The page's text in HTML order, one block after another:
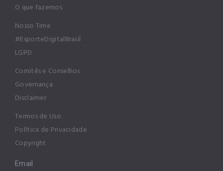
O que fazemos
Nosso Time
#EsporteDigitalBrasil
LGPD
Comitês e Conselhos
Governança
Disclaimer
Termos de Uso
Política de Privacidade
Copyright